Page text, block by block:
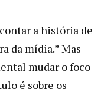
a história de
da mídia.” Mas
mudar o foco
é sobre os